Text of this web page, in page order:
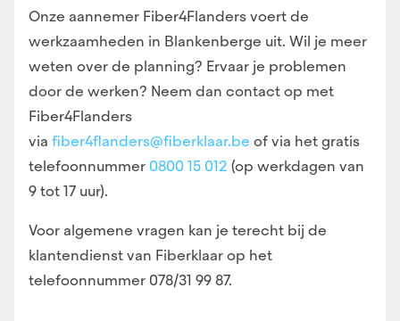
Onze aannemer Fiber4Flanders voert de
werkzaamheden in Blankenberge uit. Wil je meer
weten over de planning? Ervaar je problemen
door de werken? Neem dan contact op met
Fiber4Flanders
via fiber4flanders@fiberklaar.be of via het gratis
telefoonnummer 0800 15 012 (op werkdagen van
9 tot 17 uur).
Voor algemene vragen kan je terecht bij de
klantendienst van Fiberklaar op het
telefoonnummer 078/31 99 87.